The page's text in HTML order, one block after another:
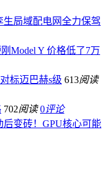
局域配电网全力保驾
Model Y 价格低了7万
标迈巴赫s级 613阅读
702阅读 0评论
后变砖！GPU核心可能